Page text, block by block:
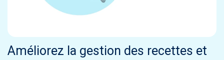
Améliorez la gestion des recettes et